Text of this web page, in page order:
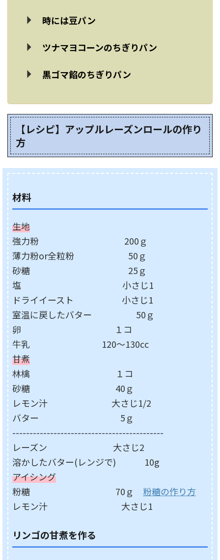
時には豆パン
ツナマヨコーンのちぎりパン
黒ゴマ餡のちぎりパン
【レシピ】アップルレーズンロールの作り
方
材料
生地
強力粉 200ｇ
薄力粉or全粒粉 50ｇ
砂糖 25ｇ
塩 小さじ1
ドライイースト 小さじ1
室温に戻したバター 50ｇ
卵 １コ
牛乳 120～130cc
甘煮
林檎 １コ
砂糖 40ｇ
レモン汁 大さじ1/2
バター 5ｇ
--------------------------------------------
レーズン 大さじ2
溶かしたバター(レンジで) 10g
アイシング
粉糖 70ｇ 粉糖の作り方
レモン汁 大さじ1
リンゴの甘煮を作る